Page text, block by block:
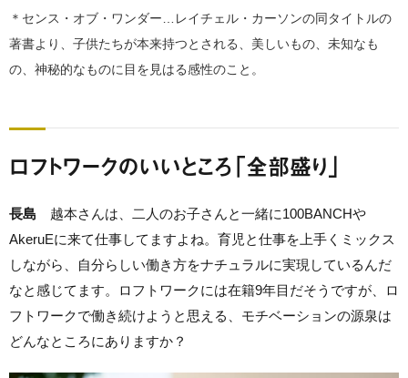
＊センス・オブ・ワンダー…レイチェル・カーソンの同タイトルの
著書より、子供たちが本来持つとされる、美しいもの、未知なも
の、神秘的なものに目を見はる感性のこと。
ロフトワークのいいところ「全部盛り」
長島 越本さんは、二人のお子さんと一緒に100BANCHや
AkeruEに来て仕事してますよね。育児と仕事を上手くミックス
しながら、自分らしい働き方をナチュラルに実現しているんだ
なと感じてます。ロフトワークには在籍9年目だそうですが、ロ
フトワークで働き続けようと思える、モチベーションの源泉は
どんなところにありますか？